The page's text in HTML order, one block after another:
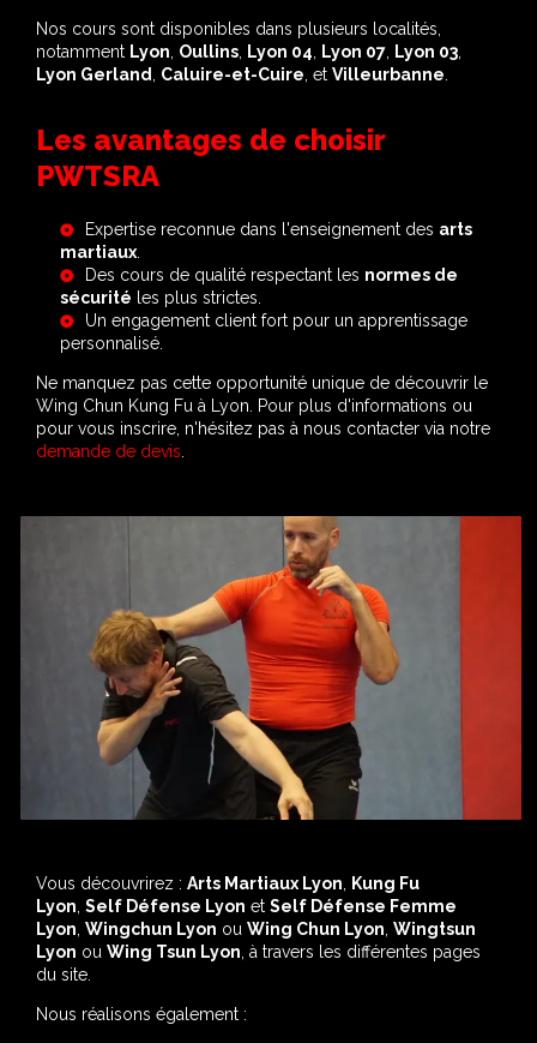
Nos cours sont disponibles dans plusieurs localités,
notamment Lyon Oullins Lyon 04 Lyon 07 Lyon 03
Lyon Gerland
Caluire-et-Cuire , et Villeurbanne
Les avantages de choisir
PWTSRA
Expertise reconnue dans l'enseignement des arts
martiaux
Des cours de qualité respectant les normes de
sécurité les plus strictes.
Un engagement client fort pour un apprentissage
personnalisé.
Ne manquez pas cette opportunité unique de découvrir le
Wing Chun Kung Fu à Lyon. Pour plus d'informations ou
pour vous inscrire, n'hésitez pas à nous contacter via notre
demande de devis
Vous découvrirez : Arts Martiaux Lyon
Kung Fu
Lyon Self Défense Lyon et Self Défense Femme
Lyon Wingchun Lyon ou Wing Chun Lyon Wingtsun
Lyon ou Wing Tsun Lyon , à travers les différentes pages
du site.
Nous réalisons également :